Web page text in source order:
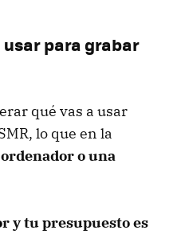
usar para grabar
qué vas a usar
lo que en la
o una
y tu presupuesto es